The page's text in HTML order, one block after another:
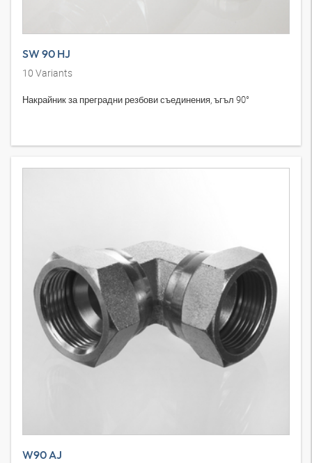
SW 90 HJ
10 Variants
Накрайник за преградни резбови съединения, ъгъл 90°
W90 AJ